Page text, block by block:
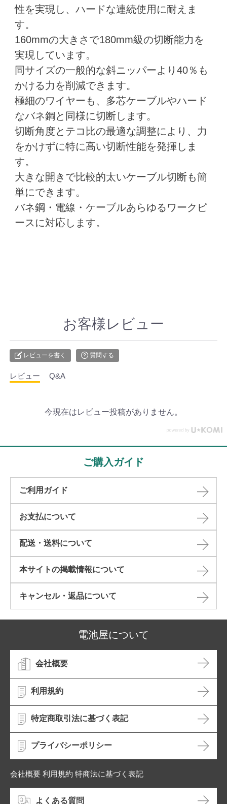
性を実現し、ハードな連続使用に耐えま
す。
160mmの大きさで180mm級の切断能力を
実現しています。
同サイズの一般的な斜ニッパーより40％も
かける力を削減できます。
極細のワイヤーも、多芯ケーブルやハード
なバネ鋼と同様に切断します。
切断角度とテコ比の最適な調整により、力
をかけずに特に高い切断性能を発揮しま
す。
大きな開きで比較的太いケーブル切断も簡
単にできます。
バネ鋼・電線・ケーブルあらゆるワークピ
ースに対応します。
お客様レビュー
レビューを書く 質問する
レビュー Q&A
今現在はレビュー投稿がありません。
ご購入ガイド
ご利用ガイド
お支払について
配送・送料について
本サイトの掲載情報について​
キャンセル・返品について​
電池屋について
会社概要
利用規約
特定商取引法に基づく表記
プライバシーポリシー
会社概要 利用規約 特商法に基づく表記
よくある質問